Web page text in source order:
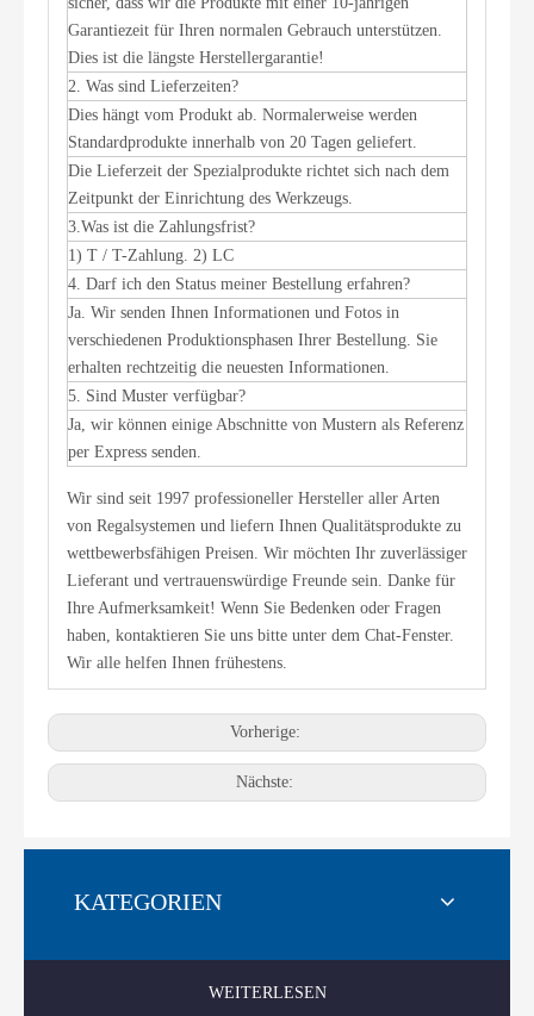
Garantiezeit für Ihren normalen Gebrauch unterstützen.
Dies ist die längste Herstellergarantie!
2. Was sind Lieferzeiten?
Dies hängt vom Produkt ab. Normalerweise werden
Standardprodukte innerhalb von 20 Tagen geliefert.
Die Lieferzeit der Spezialprodukte richtet sich nach dem
Zeitpunkt der Einrichtung des Werkzeugs.
3.Was ist die Zahlungsfrist?
1) T / T-Zahlung. 2) LC
4. Darf ich den Status meiner Bestellung erfahren?
Ja. Wir senden Ihnen Informationen und Fotos in
verschiedenen Produktionsphasen Ihrer Bestellung. Sie
erhalten rechtzeitig die neuesten Informationen.
5. Sind Muster verfügbar?
Ja, wir können einige Abschnitte von Mustern als Referenz
per Express senden.
Wir sind seit 1997 professioneller Hersteller aller Arten
von Regalsystemen und liefern Ihnen Qualitätsprodukte zu
wettbewerbsfähigen Preisen. Wir möchten Ihr zuverlässiger
Lieferant und vertrauenswürdige Freunde sein. Danke für
Ihre Aufmerksamkeit! Wenn Sie Bedenken oder Fragen
haben, kontaktieren Sie uns bitte unter dem Chat-Fenster.
Wir alle helfen Ihnen frühestens.
Vorherige:
Nächste:
KATEGORIEN
WEITERLESEN